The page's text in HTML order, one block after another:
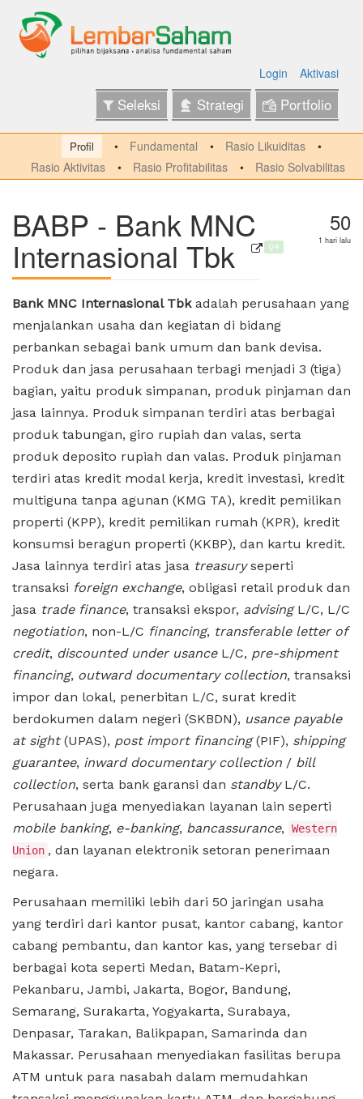
Login Aktivasi
Seleksi Strategi Portfolio
Profil Fundamental
Rasio Likuiditas
Rasio Aktivitas
Rasio Profitabilitas Rasio Solvabilitas
BABP - Bank MNC
Internasional Tbk Q4
50
1 hari lalu
Bank MNC Internasional Tbkadalah perusahaan yang
menjalankan usaha dan kegiatan di bidang
perbankan sebagai bank umum dan bank devisa.
Produk dan jasa perusahaan terbagi menjadi 3 (tiga)
bagian, yaitu produk simpanan, produk pinjaman dan
jasa lainnya. Produk simpanan terdiri atas berbagai
produk tabungan, giro rupiah dan valas, serta
produk deposito rupiah dan valas. Produk pinjaman
terdiri atas kredit modal kerja, kredit investasi, kredit
multiguna tanpa agunan (KMG TA), kredit pemilikan
properti (KPP), kredit pemilikan rumah (KPR), kredit
konsumsi beragun properti (KKBP), dan kartu kredit.
Jasa lainnya terdiri atas jasa treasuryseperti
transaksi foreign exchange, obligasi retail produk dan
jasa trade finance, transaksi ekspor, advisingL/C, L/C
negotiation, non-L/C financing, transferable letter of
credit, discounted under usanceL/C, pre-shipment
financing, outward documentary collection, transaksi
impor dan lokal, penerbitan L/C, surat kredit
berdokumen dalam negeri (SKBDN), usance payable
at sight(UPAS), post import financing(PIF), shipping
guarantee, inward documentary collection / bill
collection, serta bank garansi dan standbyL/C.
Perusahaan juga menyediakan layanan lain seperti
mobile banking, e-banking, bancassurance,
Western
Union , dan layanan elektronik setoran penerimaan
negara.
Perusahaan memiliki lebih dari 50 jaringan usaha
yang terdiri dari kantor pusat, kantor cabang, kantor
cabang pembantu, dan kantor kas, yang tersebar di
berbagai kota seperti Medan, Batam-Kepri,
Pekanbaru, Jambi, Jakarta, Bogor, Bandung,
Semarang, Surakarta, Yogyakarta, Surabaya,
Denpasar, Tarakan, Balikpapan, Samarinda dan
Makassar. Perusahaan menyediakan fasilitas berupa
ATM untuk para nasabah dalam memudahkan